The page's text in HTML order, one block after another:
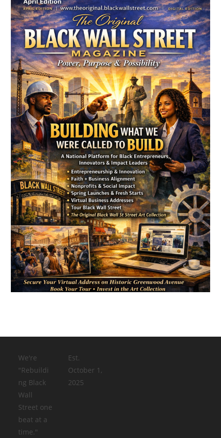
We're
"Rebuildi
ng Black
Wall
Street one
beat at a
time."
Est.
October 1,
2025